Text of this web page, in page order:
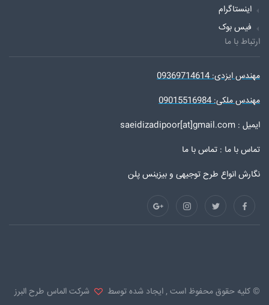
اینستاگرام
فیس بوک
ارتباط با ما
مهندس ایزدی: 09369714614
مهندس ملکی: 09015516984
ایمیل : saeidizadipoor[at]gmail.com
تماس با ما : تماس با ما
نگارش انواع طرح توجیهی و بیزینس پلن
© کلیه حقوق محفوظ است , ایجاد شده توسط شرکت الماس طرح البرز